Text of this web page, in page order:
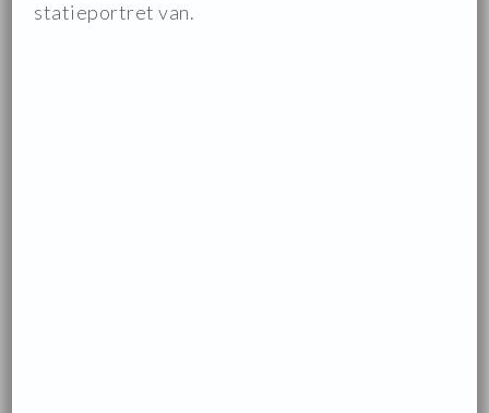
statieportret van.